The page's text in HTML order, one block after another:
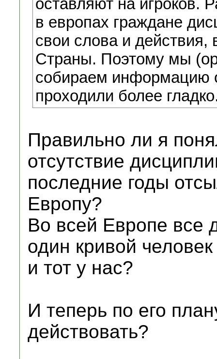
оставляют на игроков.
в европах граждане
свои слова и действия,
Страны. Поэтому мы
собираем информацию
проходили более
Правильно ли я
отсутствие
последние годы
Европу?
Во всей Европе все
один кривой
и тот у нас?
И теперь по его
действовать?